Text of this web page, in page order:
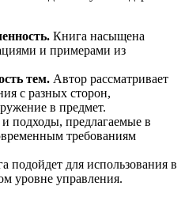
Книга насыщена
и примерами из
тем. Автор рассматривает
с разных сторон,
в предмет.
подходы, предлагаемые в
требованиям
подойдет для использования в
уровне управления.